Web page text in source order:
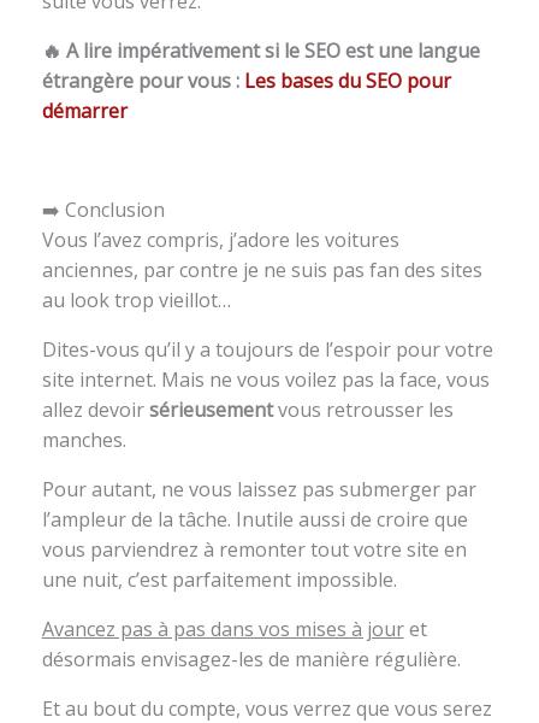
🔥 A lire impérativement si le SEO est une langue
étrangère pour vous : Les bases du SEO pour
démarrer
➡️ Conclusion
Vous l’avez compris, j’adore les voitures
anciennes, par contre je ne suis pas fan des sites
au look trop vieillot…
Dites-vous qu’il y a toujours de l’espoir pour votre
site internet. Mais ne vous voilez pas la face, vous
allez devoirsérieusementvous retrousser les
manches.
Pour autant, ne vous laissez pas submerger par
l’ampleur de la tâche. Inutile aussi de croire que
vous parviendrez à remonter tout votre site en
une nuit, c’est parfaitement impossible.
Avancez pas à pas dans vos mises à jouret
désormais envisagez-les de manière régulière.
Et au bout du compte, vous verrez que vous serez